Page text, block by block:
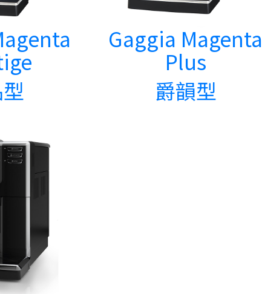
Gaggia Magenta
Plus
爵韻型